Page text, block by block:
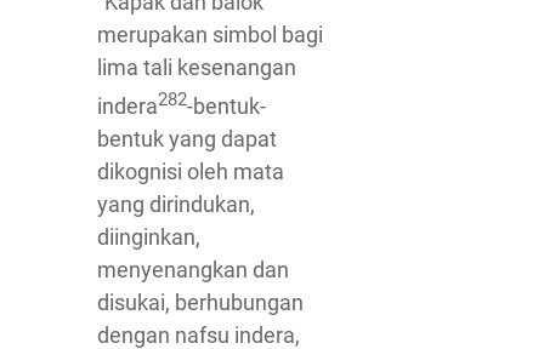
merupakan simbol bagi
lima tali kesenangan
indera282-bentuk-
bentuk yang dapat
dikognisi oleh mata
yang dirindukan,
diinginkan,
menyenangkan dan
disukai, berhubungan
dengan nafsu indera,